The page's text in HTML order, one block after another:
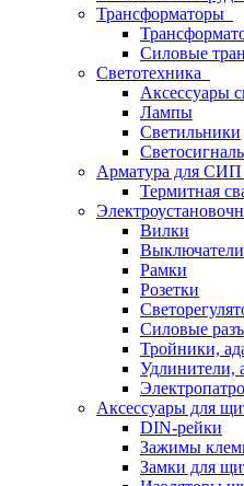
Трансформаторы
Силовые
Светотехника
Аксессуары
Лампы
Светильники
Арматура для
Термитная
Вилки
Выключатели
Рамки
Розетки
Силовые
Тройники,
Удлинители,
Аксессуары для
DIN-рейки
Зажимы
Замки для